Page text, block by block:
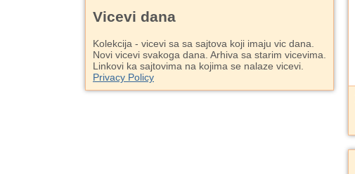
Vicevi dana
Kolekcija - vicevi sa sa sajtova koji imaju vic dana.
Novi vicevi svakoga dana. Arhiva sa starim vicevima.
Linkovi ka sajtovima na kojima se nalaze vicevi.
Privacy Policy